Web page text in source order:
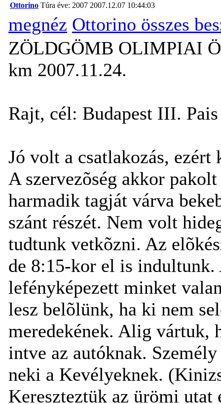
Ottorino Túra éve: 2007 2007.12.07 10:44:03
megnéz Ottorino összes
ZÖLDGÖMB OLIMPIAI
km 2007.11.24.
Rajt, cél: Budapest III.
Jó volt a csatlakozás, ezért
A szervezõség akkor
harmadik tagját várva
szánt részét. Nem volt
tudtunk vetkõzni. Az
de 8:15-kor el is
lefényképezett minket
lesz belõlünk, ha ki nem
meredekének. Alig vártuk,
intve az autóknak.
neki a Kevélyeknek.
Kereszteztük az ürömi utat